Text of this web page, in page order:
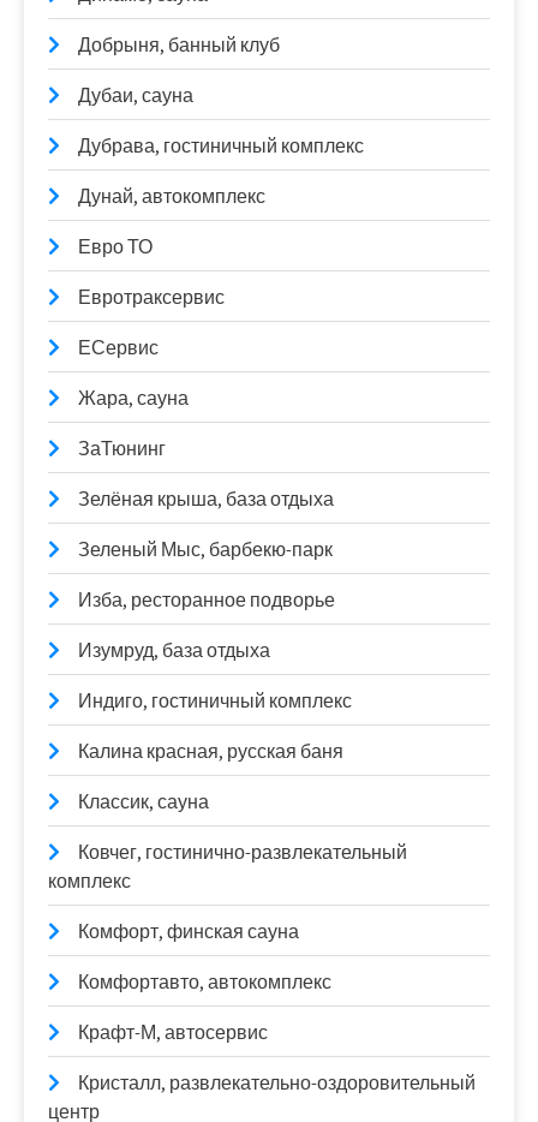
Добрыня, банный клуб
Дубаи, сауна
Дубрава, гостиничный комплекс
Дунай, автокомплекс
Евро ТО
Евротраксервис
ЕСервис
Жара, сауна
ЗаТюнинг
Зелёная крыша, база отдыха
Зеленый Мыс, барбекю-парк
Изба, ресторанное подворье
Изумруд, база отдыха
Индиго, гостиничный комплекс
Калина красная, русская баня
Классик, сауна
Ковчег, гостинично-развлекательный
комплекс
Комфорт, финская сауна
Комфортавто, автокомплекс
Крафт-М, автосервис
Кристалл, развлекательно-оздоровительный
центр